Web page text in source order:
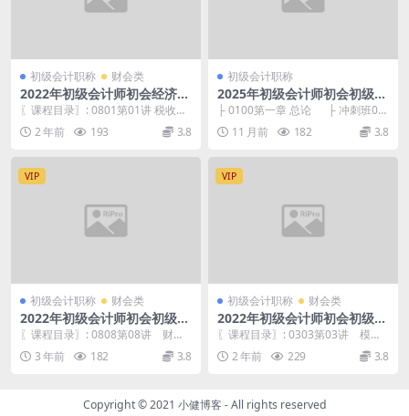
初级会计职称 财会类
2022年初级会计师初会经济法
基础 冲刺串讲班-侯永斌
〖课程目录〗: 0801第01讲 税收征
管法律制度.mp4 0701第01讲 其...
2 年前 193 3.8
初级会计职称
2025年初级会计师初会初级实
务 冲刺班 高红瑞
├ 0100第一章 总论 ├ 冲刺班01
01（第一、二节）.mp4 ...
11 月前 182 3.8
VIP
初级会计职称 财会类
2022年初级会计师初会初级实
务 基础精讲班-赵玉宝
〖课程目录〗: 0808第08讲 财务
报表附注及财务报告信息披露要求.
mp4 0...
3 年前 182 3.8
VIP
初级会计职称 财会类
2022年初级会计师初会初级实
务 模考点评班-吴福喜
〖课程目录〗: 0303第03讲 模拟
试题（三）（3）.mp4 0302第02
讲...2 年前 229 3.8
Copyright © 2021 小健博客 - All rights reserved